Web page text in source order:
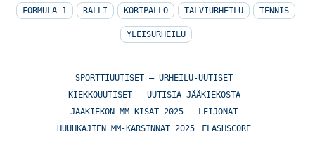
FORMULA 1 RALLI KORIPALLO TALVIURHEILU TENNIS
YLEISURHEILU
SPORTTIUUTISET – URHEILU-UUTISET
KIEKKOUUTISET – UUTISIA JÄÄKIEKOSTA
JÄÄKIEKON MM-KISAT 2025 – LEIJONAT
HUUHKAJIEN MM-KARSINNAT 2025
FLASHSCORE